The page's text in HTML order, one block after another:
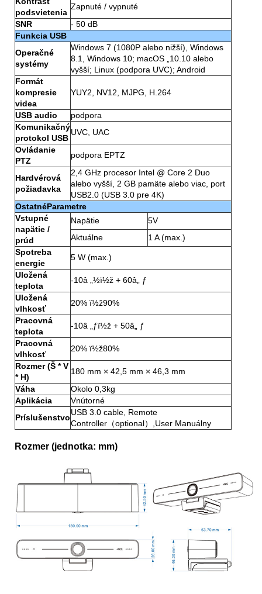
podsvietenia
Zapnuté / vypnuté
SNR
- 50 dB
Funkcia USB
Operačné
systémy
Windows 7 (1080P alebo nižší), Windows
8.1, Windows 10; macOS „10.10 alebo
vyšší; Linux (podpora UVC); Android
Formát
kompresie
videa
YUY2, NV12, MJPG, H.264
USB audio
podpora
Komunikačný
protokol USB
UVC, UAC
Ovládanie
PTZ
podpora EPTZ
Hardvérová
požiadavka
2,4 GHz procesor Intel @ Core 2 Duo
alebo vyšší, 2 GB pamäte alebo viac, port
USB2.0 (USB 3.0 pre 4K)
OstatnéParametre
Vstupné
napätie /
prúd
Napätie
5V
Aktuálne
1 A (max.)
Spotreba
energie
5 W (max.)
Uložená
teplota
-10â „½ï½ž + 60â„ ƒ
Uložená
vlhkosť
20% ï½ž90%
Pracovná
teplota
-10â „ƒï½ž + 50â„ ƒ
Pracovná
vlhkosť
20% ï½ž80%
Rozmer (Š * V
* H)
180 mm × 42,5 mm × 46,3 mm
Váha
Okolo 0,3kg
Aplikácia
Vnútorné
Príslušenstvo
USB 3.0 cable, Remote
Controller（optional）,User Manuálny
Rozmer (jednotka: mm)